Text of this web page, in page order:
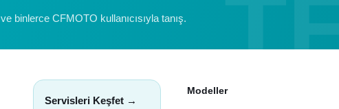
binlerce CFMOTO kullanıcısıyla tanış.
Servisleri Keşfet →
Modeller